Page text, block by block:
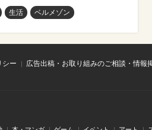
生活 ベルメゾン
シー
広告出稿・お取り組みのご相談・情報